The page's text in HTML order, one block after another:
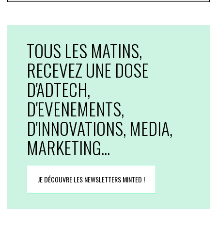
TOUS LES MATINS,
RECEVEZ UNE DOSE
D'ADTECH,
D'EVENEMENTS,
D'INNOVATIONS, MEDIA,
MARKETING...
JE DÉCOUVRE LES NEWSLETTERS MINTED !